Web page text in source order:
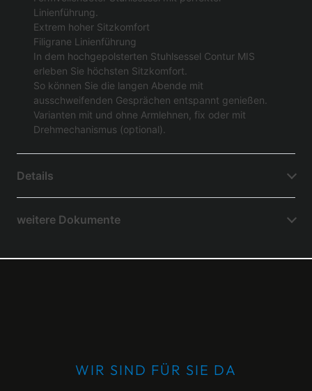
Linienführung.
Extrem hoher Sitzkomfort
Filigrane Linienführung
In dem hochgepolsterten Stuhlsessel Contur MIS
erleben Sie höchsten Sitzkomfort.
So können Sie die langen Abende mit
ausschweifenden Gesprächen entspannt genießen.
Varianten mit und ohne Armlehnen, fix oder mit
Drehmechanismus (optional).
Details
weitere Dokumente
WIR SIND FÜR SIE DA